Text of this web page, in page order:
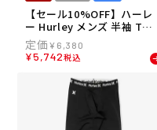
【セール10%OFF】ハーレ
ー Hurley メンズ 半袖 Tシ
ャツ PHANTOM ボーンフロ
ムウォーター オーバーサイ
ズ ショートスリーブTシャ
ツ MUSS251030 26SU
¥ 6,380
¥5,742税込